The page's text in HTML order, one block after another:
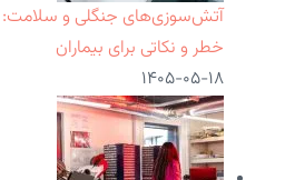
آتش‌سوزی‌های جنگلی و سلامت:
خطر و نکاتی برای بیماران
۱۴۰۵-۰۵-۱۸